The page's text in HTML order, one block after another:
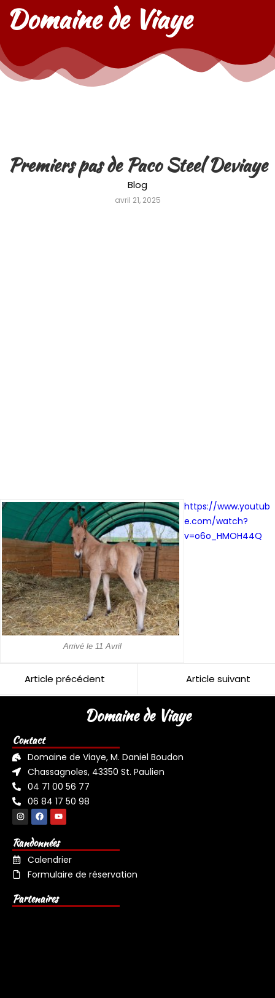
Domaine de Viaye
Premiers pas de Paco Steel Deviaye
Blog
avril 21, 2025
Arrivé le 11 Avril
https://www.youtub
e.com/watch?
v=o6o_HMOH44Q
Article précédent Article suivant
Domaine de Viaye
Contact
Domaine de Viaye, M. Daniel Boudon
Chassagnoles, 43350 St. Paulien
04 71 00 56 77
06 84 17 50 98
Randonnées
Calendrier
Formulaire de réservation
Partenaires